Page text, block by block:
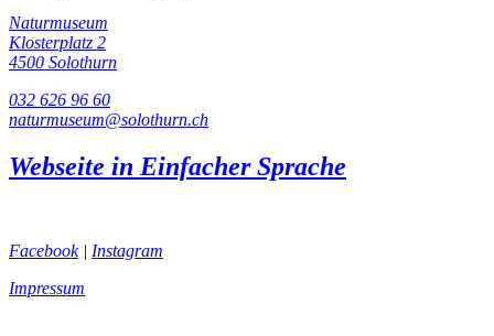
Naturmuseum
Klosterplatz 2
4500 Solothurn
032 626 96 60
naturmuseum@solothurn.ch
Webseite in Einfacher Sprache
Facebook| Instagram
Impressum